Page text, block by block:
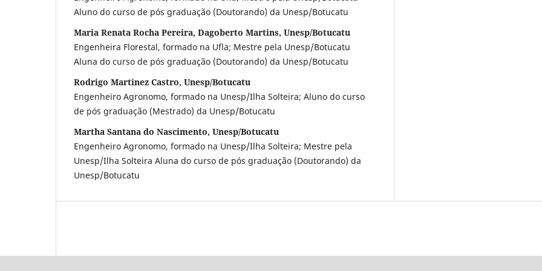
Aluno do curso de pós graduação (Doutorando) da Unesp/Botucatu
Maria Renata Rocha Pereira, Dagoberto Martins, Unesp/Botucatu
Engenheira Florestal, formado na Ufla; Mestre pela Unesp/Botucatu
Aluna do curso de pós graduação (Doutorando) da Unesp/Botucatu
Rodrigo Martinez Castro, Unesp/Botucatu
Engenheiro Agronomo, formado na Unesp/Ilha Solteira; Aluno do curso
de pós graduação (Mestrado) da Unesp/Botucatu
Martha Santana do Nascimento, Unesp/Botucatu
Engenheiro Agronomo, formado na Unesp/Ilha Solteira; Mestre pela
Unesp/Ilha Solteira Aluna do curso de pós graduação (Doutorando) da
Unesp/Botucatu